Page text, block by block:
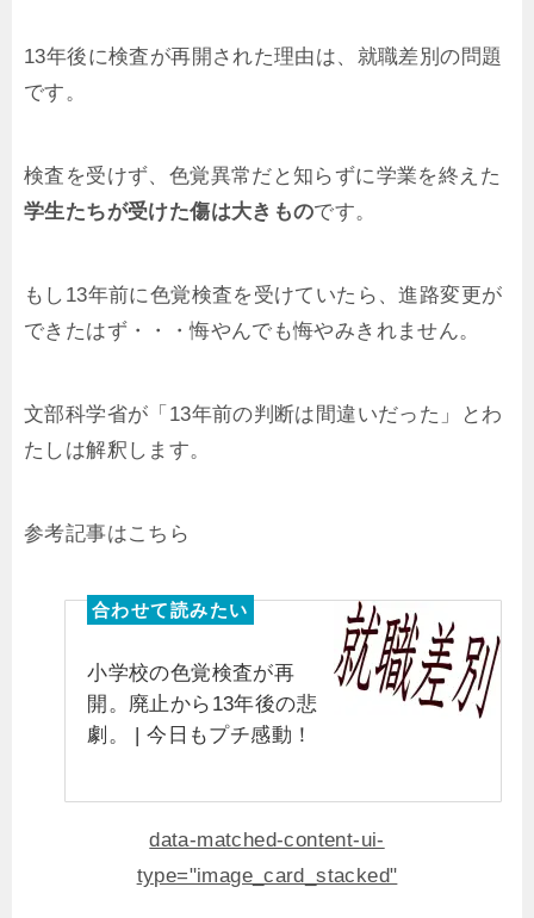
13年後に検査が再開された理由は、就職差別の問題
です。
検査を受けず、色覚異常だと知らずに学業を終えた
学生たちが受けた傷は大きものです。
もし13年前に色覚検査を受けていたら、進路変更が
できたはず・・・悔やんでも悔やみきれません。
文部科学省が「13年前の判断は間違いだった」とわ
たしは解釈します。
参考記事はこちら
小学校の色覚検査が再
開。廃止から13年後の悲
劇。 | 今日もプチ感動！
data-matched-content-ui-
type="image_card_stacked"